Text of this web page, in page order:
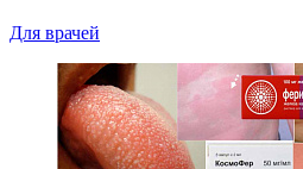
Для врачей